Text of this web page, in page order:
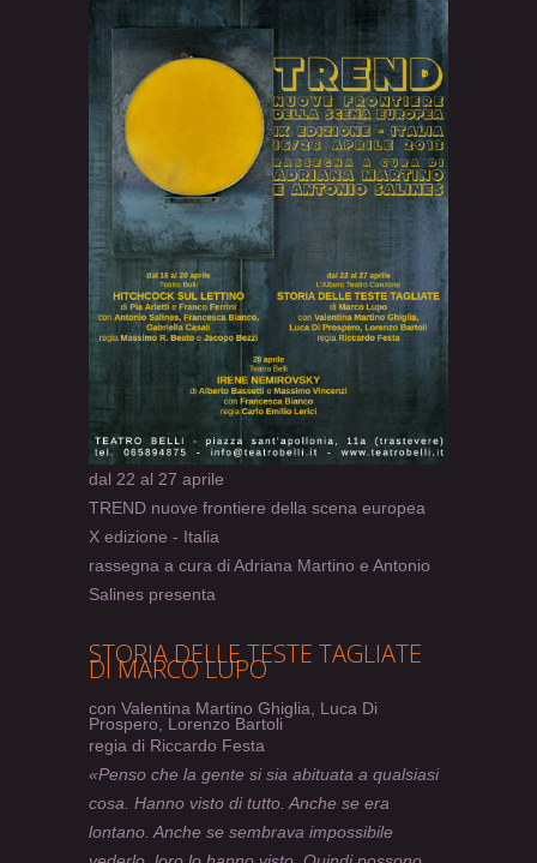
dal 22 al 27 aprile
TREND nuove frontiere della scena europea
X edizione - Italia
rassegna a cura di Adriana Martino e Antonio
Salines presenta
STORIA DELLE TESTE TAGLIATE
DI MARCO LUPO
con Valentina Martino Ghiglia, Luca Di
Prospero, Lorenzo Bartoli
regia di Riccardo Festa
«Penso che la gente si sia abituata a qualsiasi
cosa. Hanno visto di tutto. Anche se era
lontano. Anche se sembrava impossibile